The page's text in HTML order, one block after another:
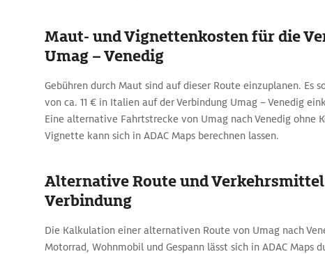
Maut- und Vignettenkosten für die
Umag – Venedig
Gebühren durch Maut sind auf dieser Route einzuplanen. Es
von ca. 11 € in Italien auf der Verbindung Umag – Venedig
Eine alternative Fahrtstrecke von Umag nach Venedig ohne
Vignette kann sich in ADAC Maps berechnen lassen.
Alternative Route und
Verbindung
Die Kalkulation einer alternativen Route von Umag nach
Motorrad, Wohnmobil und Gespann lässt sich in ADAC Maps